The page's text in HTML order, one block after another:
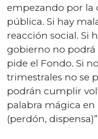
empezando por la
pública. Si hay
reacción social. Si
gobierno no
pide el Fondo. Si
trimestrales no se
podrán cumplir
palabra mágica
(perdón,